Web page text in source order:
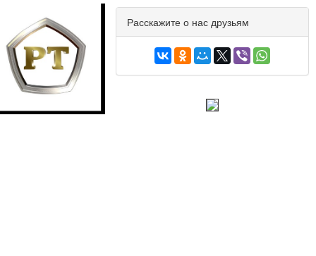
Расскажите о нас друзьям